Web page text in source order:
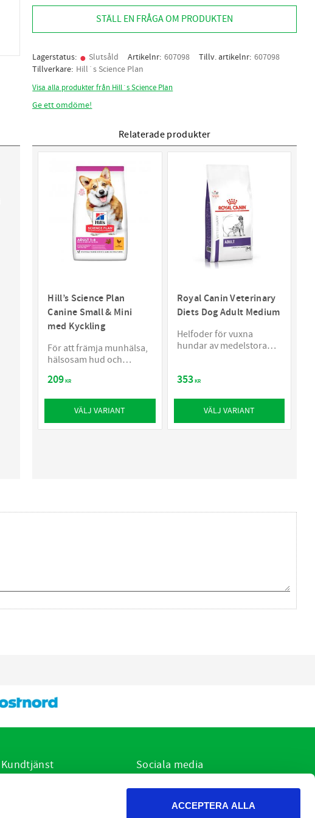
ACCEPTERA ALLA
STÄLL EN FRÅGA OM PRODUKTEN
Lagerstatus Slutsåld Artikelnr 607098 Tillv. artikelnr 607098
Tillverkare Hill´s Science Plan
Visa alla produkter från Hill´s Science Plan
Ge ett omdöme!
Relaterade produkter
Hill’s Science Plan
Canine Small & Mini
med Kyckling
För att främja munhälsa,
hälsosam hud och
hos hundar av små raser
209KR
VÄLJ VARIANT
Royal Canin Veterinary
Diets Dog Adult Medium
Helfoder för vuxna
hundar av medelstora
353KR
VÄLJ VARIANT
Kundtjänst Sociala media